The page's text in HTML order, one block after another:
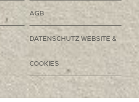
AGB
DATENSCHUTZ WEBSITE &
COOKIES